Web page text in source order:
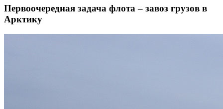
Первоочередная задача флота – завоз грузов в
Арктику